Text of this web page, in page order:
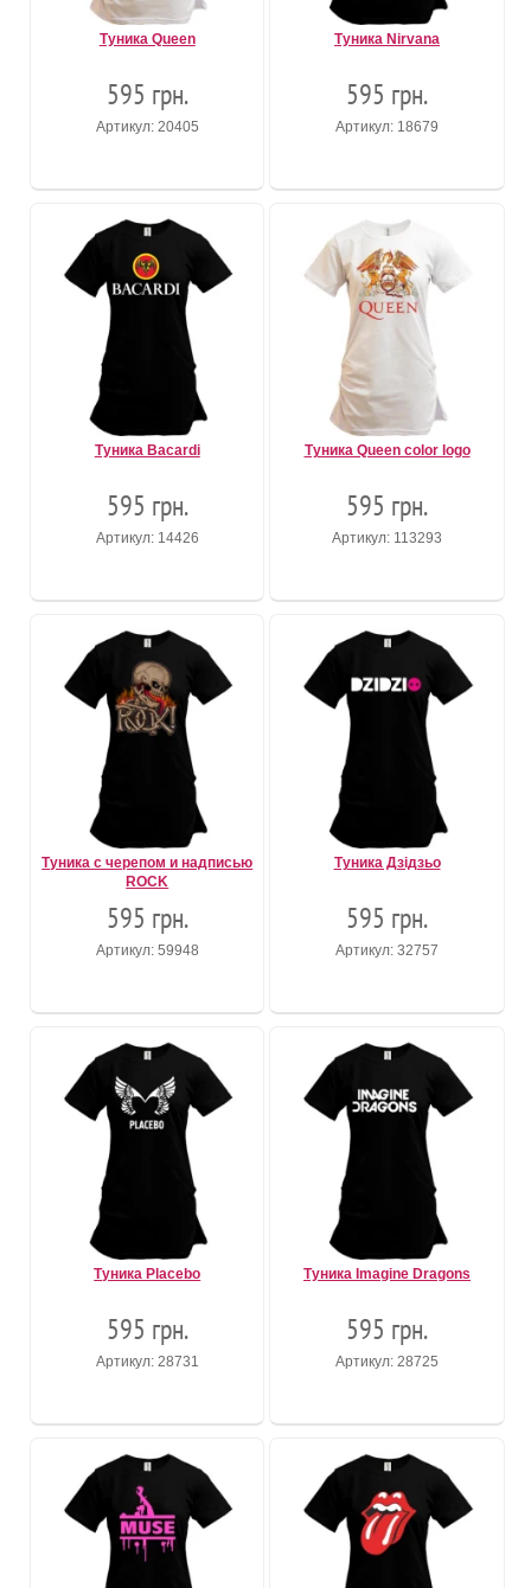
Туника Queen
595 грн.
Артикул: 20405
Туника Nirvana
595 грн.
Артикул: 18679
Туника Bacardi
595 грн.
Артикул: 14426
Туника Queen color logo
595 грн.
Артикул: 113293
Туника c черепом и надписью
ROCK
595 грн.
Артикул: 59948
Туника Дзідзьо
595 грн.
Артикул: 32757
Туника Placebo
595 грн.
Артикул: 28731
Туника Imagine Dragons
595 грн.
Артикул: 28725